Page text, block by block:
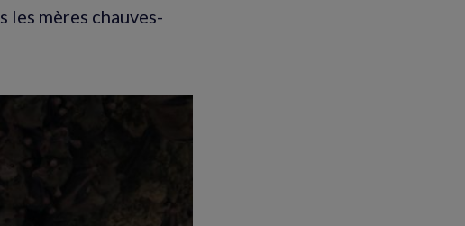
les mères chauves-